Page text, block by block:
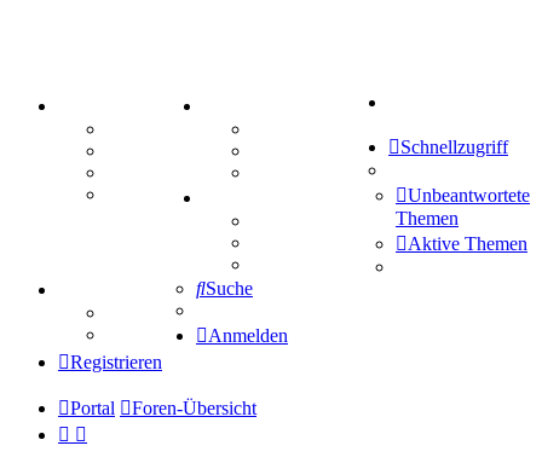
Mastodon
Treffenübersicht
Zitatesammlung
Schiffe versenken
Tipprunde
Comunio
Schnellzugriff
Unbeantwortete
Themen
Aktive Themen
Suche
Anmelden
Registrieren
Portal Foren-Übersicht